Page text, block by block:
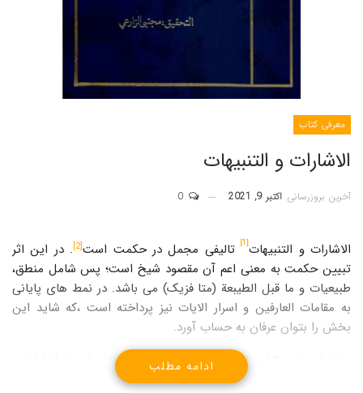
معرفی کتاب
الاشارات و التنبيهات
آخرین بروزرسانی اکتبر 9, 2021
الاشارات و التنبيهات[1] تالیفی مجمل در حکمت است[2] . در این اثر
تبیین حکمت به معنی اعم آن مقصود شیخ است؛ پس شامل منطق،
طبیعیات و ما قبل الطیبعة (متا فزیک) می باشد. در نمط های پایانی
به مقامات العارفین و اسرار الایات نیز پرداخته است ،که شاید این
بخش را بتوان عرفان به حساب آورد.
بخشهای این کتاب از دو دسته کلی تشکیل یافته است؛ اشارات و
تنبیهات.شیخ با إشارات، به امهات مطالب اشاره می کند و با تنبيهات
ادامه مطلب